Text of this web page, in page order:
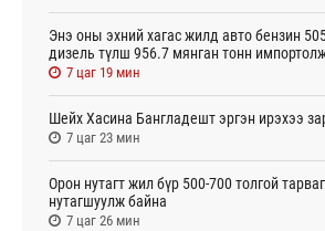
Энэ оны эхний хагас жилд авто бензин
дизель түлш 956.7 мянган тонн
7 цаг 19 мин
Шейх Хасина Бангладешт эргэн ирэхээ
7 цаг 23 мин
Орон нутагт жил бүр 500-700 толгой
нутагшуулж байна
7 цаг 26 мин